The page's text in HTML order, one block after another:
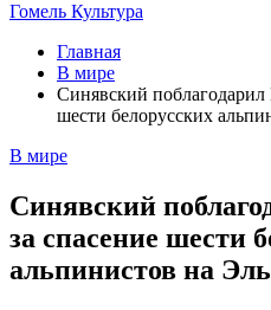
Гомель Культура
Главная
В мире
Синявский
шести белорусских
В мире
Синявский
за спасение шести
альпинистов на